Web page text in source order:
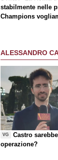
stabilmente nelle
Champions
ALESSANDRO
VG
Castro
operazione?